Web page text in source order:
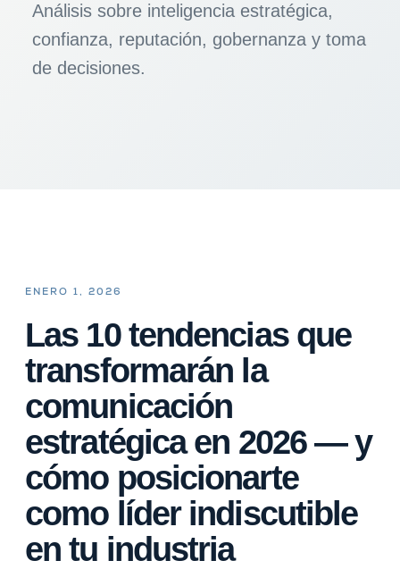
Análisis sobre inteligencia estratégica,
confianza, reputación, gobernanza y toma
de decisiones.
ENERO 1, 2026
Las 10 tendencias que
transformarán la
comunicación
estratégica en 2026 — y
cómo posicionarte
como líder indiscutible
en tu industria